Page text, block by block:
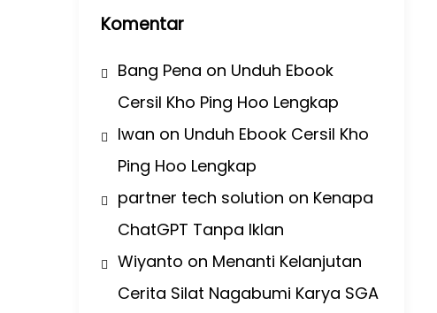
Komentar
Bang Pena on Unduh Ebook
Cersil Kho Ping Hoo Lengkap
Iwan on Unduh Ebook Cersil Kho
Ping Hoo Lengkap
partner tech solution on Kenapa
ChatGPT Tanpa Iklan
Wiyanto on Menanti Kelanjutan
Cerita Silat Nagabumi Karya SGA